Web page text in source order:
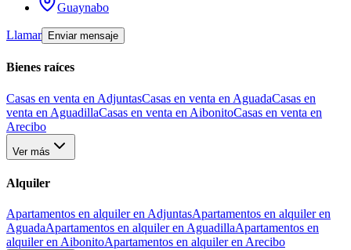
Guaynabo
Llamar Enviar mensaje
Bienes raíces
Casas en venta en AdjuntasCasas en venta en AguadaCasas en
venta en AguadillaCasas en venta en AibonitoCasas en venta en
Arecibo
Ver más
Alquiler
Apartamentos en alquiler en AdjuntasApartamentos en alquiler en
AguadaApartamentos en alquiler en AguadillaApartamentos en
alquiler en AibonitoApartamentos en alquiler en Arecibo